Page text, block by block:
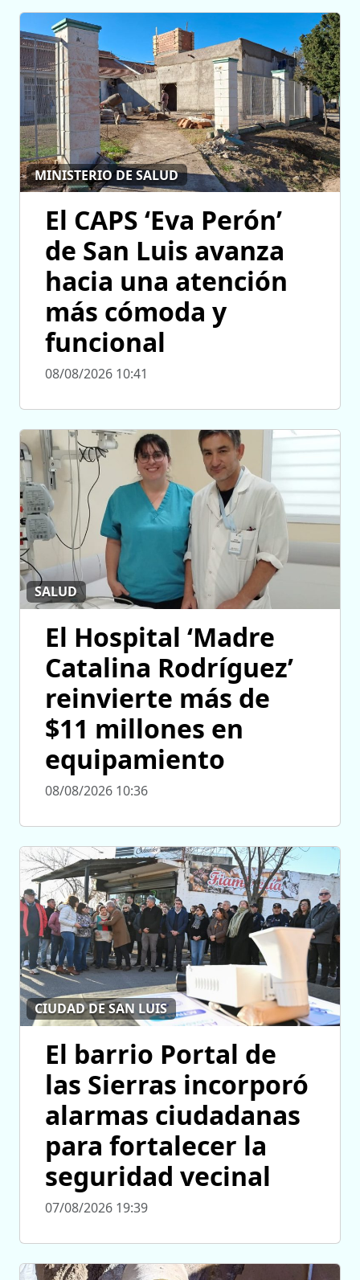
MINISTERIO DE SALUD
El CAPS ‘Eva Perón’
de San Luis avanza
hacia una atención
más cómoda y
funcional
08/08/2026 10:41
SALUD
El Hospital ‘Madre
Catalina Rodríguez’
reinvierte más de
$11 millones en
equipamiento
08/08/2026 10:36
CIUDAD DE SAN LUIS
El barrio Portal de
las Sierras incorporó
alarmas ciudadanas
para fortalecer la
seguridad vecinal
07/08/2026 19:39